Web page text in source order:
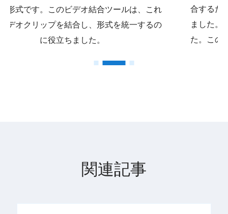
合するために、たくさんのソフトウェアを見つけ
ました。しかし、使い勝手は良くありませんでし
た。このビデオ結合ツールは使いやすく、完全に
関連記事